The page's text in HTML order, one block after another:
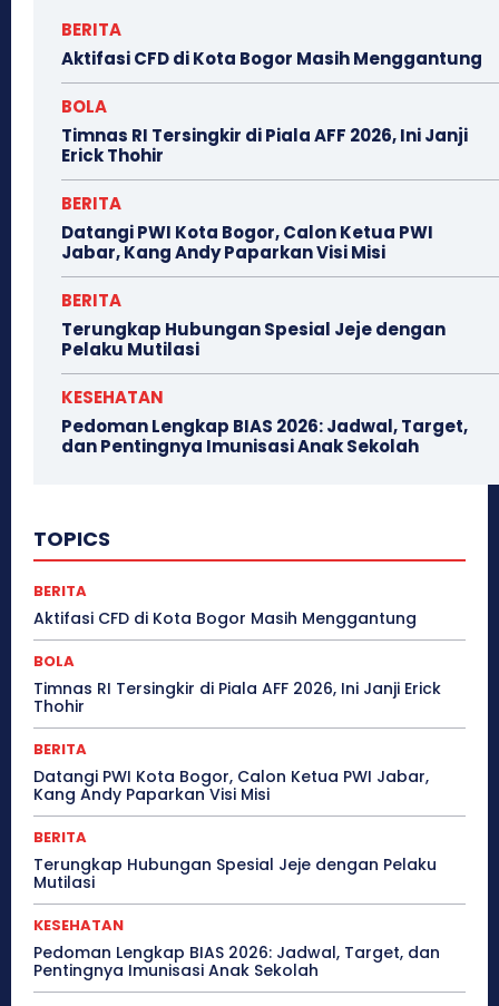
BERITA
Aktifasi CFD di Kota Bogor Masih Menggantung
BOLA
Timnas RI Tersingkir di Piala AFF 2026, Ini Janji
Erick Thohir
BERITA
Datangi PWI Kota Bogor, Calon Ketua PWI
Jabar, Kang Andy Paparkan Visi Misi
BERITA
Terungkap Hubungan Spesial Jeje dengan
Pelaku Mutilasi
KESEHATAN
Pedoman Lengkap BIAS 2026: Jadwal, Target,
dan Pentingnya Imunisasi Anak Sekolah
TOPICS
BERITA
Aktifasi CFD di Kota Bogor Masih Menggantung
BOLA
Timnas RI Tersingkir di Piala AFF 2026, Ini Janji Erick
Thohir
BERITA
Datangi PWI Kota Bogor, Calon Ketua PWI Jabar,
Kang Andy Paparkan Visi Misi
BERITA
Terungkap Hubungan Spesial Jeje dengan Pelaku
Mutilasi
KESEHATAN
Pedoman Lengkap BIAS 2026: Jadwal, Target, dan
Pentingnya Imunisasi Anak Sekolah